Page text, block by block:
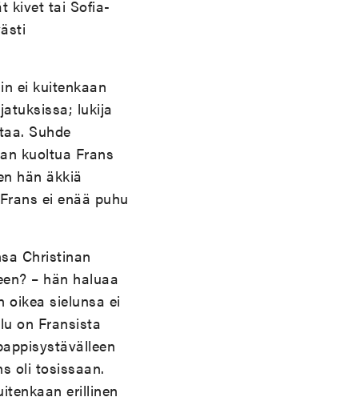
kivet tai Sofia-
ei kuitenkaan
lukija
Suhde
kuoltua Frans
hän äkkiä
ei enää puhu
Christinan
– hän haluaa
oikea sielunsa ei
on Fransista
oli tosissaan.
erillinen